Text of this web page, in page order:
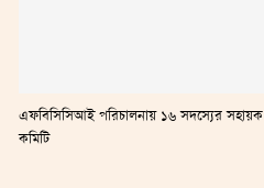
এফবিসিসিআই পরিচালনায় ১৬ সদস্যের সহায়ক
কমিটি